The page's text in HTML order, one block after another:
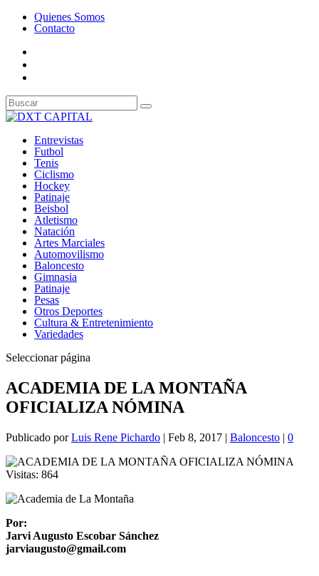
Quienes Somos
Contacto
Entrevistas
Futbol
Tenis
Ciclismo
Hockey
Patinaje
Beisbol
Atletismo
Natación
Artes Marciales
Automovilismo
Baloncesto
Gimnasia
Patinaje
Pesas
Otros Deportes
Cultura & Entretenimiento
Variedades
Seleccionar página
ACADEMIA DE LA MONTAÑA
OFICIALIZA NÓMINA
Publicado porLuis Rene Pichardo | Feb 8, 2017 | Baloncesto | 0
Visitas: 864
Por:
Jarvi Augusto Escobar Sánchez
jarviaugusto@gmail.com